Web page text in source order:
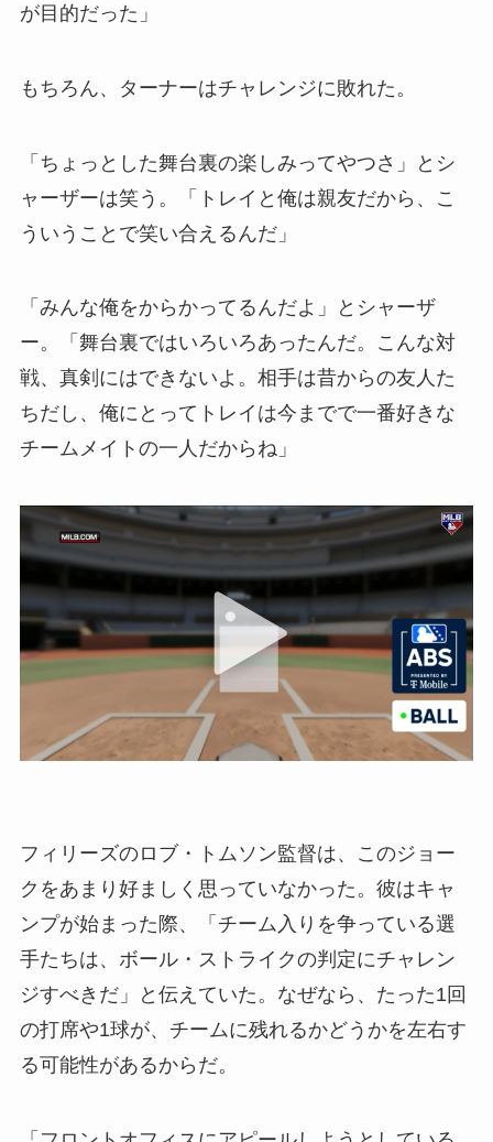
が目的だった」
もちろん、ターナーはチャレンジに敗れた。
「ちょっとした舞台裏の楽しみってやつさ」とシ
ャーザーは笑う。「トレイと俺は親友だから、こ
ういうことで笑い合えるんだ」
「みんな俺をからかってるんだよ」とシャーザ
ー。「舞台裏ではいろいろあったんだ。こんな対
戦、真剣にはできないよ。相手は昔からの友人た
ちだし、俺にとってトレイは今までで一番好きな
チームメイトの一人だからね」
フィリーズのロブ・トムソン監督は、このジョー
クをあまり好ましく思っていなかった。彼はキャ
ンプが始まった際、「チーム入りを争っている選
手たちは、ボール・ストライクの判定にチャレン
ジすべきだ」と伝えていた。なぜなら、たった1回
の打席や1球が、チームに残れるかどうかを左右す
る可能性があるからだ。